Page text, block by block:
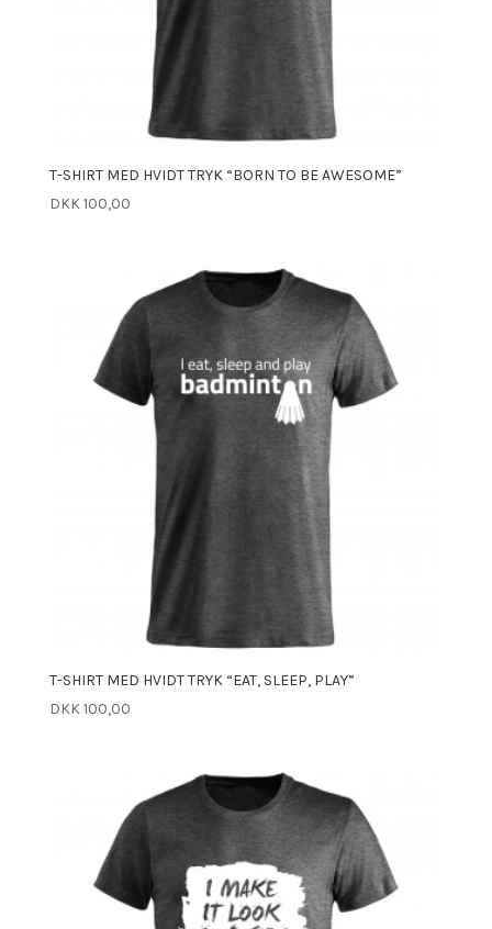
T-SHIRT MED HVIDT TRYK “BORN TO BE AWESOME”
DKK100,00
T-SHIRT MED HVIDT TRYK “EAT, SLEEP, PLAY”
DKK100,00